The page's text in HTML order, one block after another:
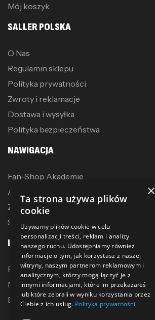
Mój koszyk
SALLER POLSKA
O Nas
Regulamin sklepu
Polityka prywatności
Zwroty i reklamacje
Dostawa i wysyłka
Polityka bezpieczeństwa
NAWIGACJA
Fan-Shop Akademie
Akcesoria treningowe
Zostań dystrybutorem
Sublimacja
LINKI
Promocje
Nowe produkty
Bestsellery
×
Ta strona używa plików
cookie
Używamy plików cookie w celu
personalizacji treści, reklam i analizy
naszego ruchu. Udostępniamy również
informacje o tym, jak korzystasz z naszej
witryny, naszym partnerom reklamowym i
analitycznym, którzy mogą łączyć je z
innymi informacjami, które im przekazałeś
lub które zebrali w wyniku korzystania przez
Ciebie z ich usług. Polityka prywatności